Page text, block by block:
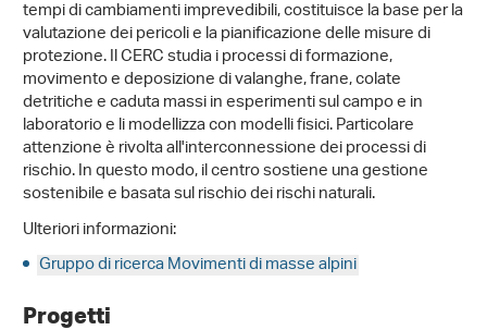
tempi di cambiamenti imprevedibili, costituisce la base per la
valutazione dei pericoli e la pianificazione delle misure di
protezione. Il CERC studia i processi di formazione,
movimento e deposizione di valanghe, frane, colate
detritiche e caduta massi in esperimenti sul campo e in
laboratorio e li modellizza con modelli fisici. Particolare
attenzione è rivolta all'interconnessione dei processi di
rischio. In questo modo, il centro sostiene una gestione
sostenibile e basata sul rischio dei rischi naturali.
Ulteriori informazioni:
Gruppo di ricerca Movimenti di masse alpini
Progetti